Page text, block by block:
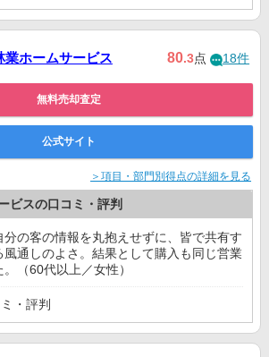
業ホームサービス 80.3点 18件
無料売却査定
公式サイト
＞項目・部門別得点の詳細を見る
ビスの口コミ・評判
分の客の情報を丸抱えせずに、皆で共有す
風通しのよさ。結果として購入も同じ営業
（60代以上／女性）
・評判